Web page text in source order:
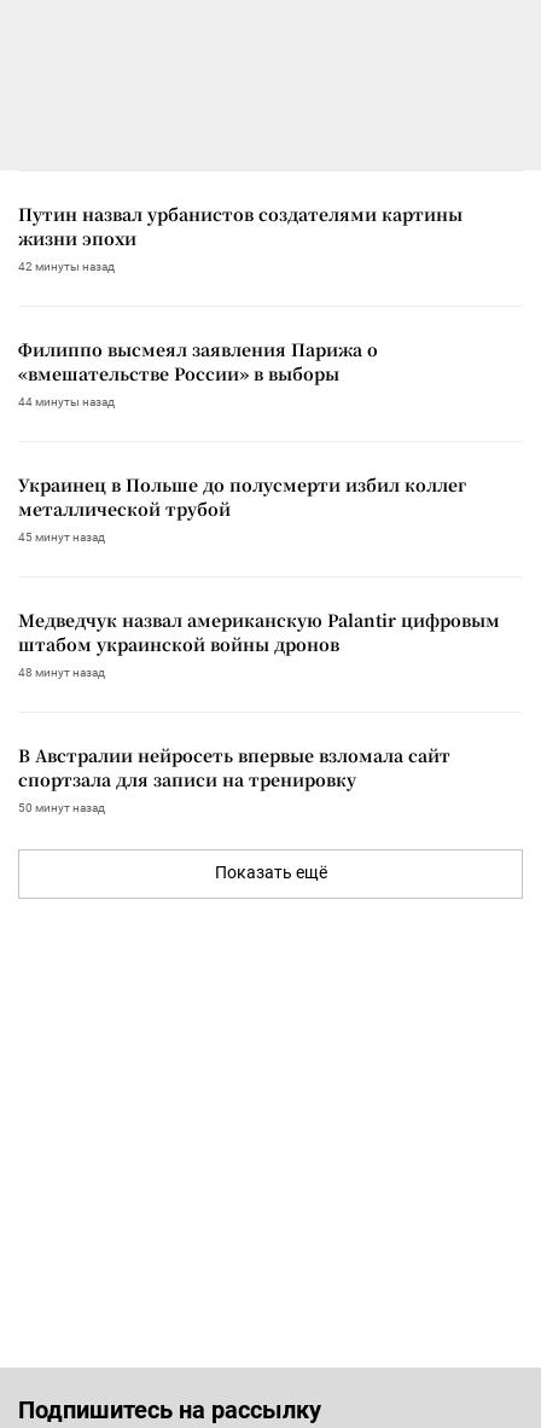
Путин назвал урбанистов создателями картины
жизни эпохи
42 минуты назад
Филиппо высмеял заявления Парижа о
«вмешательстве России» в выборы
44 минуты назад
Украинец в Польше до полусмерти избил коллег
металлической трубой
45 минут назад
Медведчук назвал американскую Palantir цифровым
штабом украинской войны дронов
48 минут назад
В Австралии нейросеть впервые взломала сайт
спортзала для записи на тренировку
50 минут назад
Показать ещё
Подпишитесь на рассылку